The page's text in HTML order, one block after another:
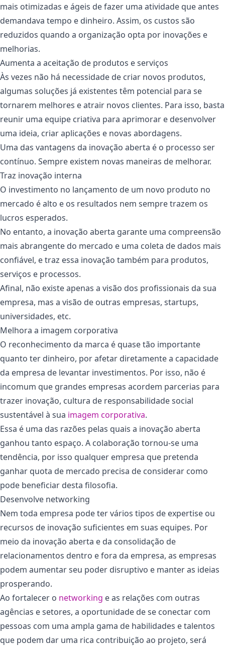
mais otimizadas e ágeis de fazer uma atividade que antes
demandava tempo e dinheiro. Assim, os custos são
reduzidos quando a organização opta por inovações e
melhorias.
Aumenta a aceitação de produtos e serviços
Às vezes não há necessidade de criar novos produtos,
algumas soluções já existentes têm potencial para se
tornarem melhores e atrair novos clientes. Para isso, basta
reunir uma equipe criativa para aprimorar e desenvolver
uma ideia, criar aplicações e novas abordagens.
Uma das vantagens da inovação aberta é o processo ser
contínuo. Sempre existem novas maneiras de melhorar.
Traz inovação interna
O investimento no lançamento de um novo produto no
mercado é alto e os resultados nem sempre trazem os
lucros esperados.
No entanto, a inovação aberta garante uma compreensão
mais abrangente do mercado e uma coleta de dados mais
confiável, e traz essa inovação também para produtos,
serviços e processos.
Afinal, não existe apenas a visão dos profissionais da sua
empresa, mas a visão de outras empresas, startups,
universidades, etc.
Melhora a imagem corporativa
O reconhecimento da marca é quase tão importante
quanto ter dinheiro, por afetar diretamente a capacidade
da empresa de levantar investimentos. Por isso, não é
incomum que grandes empresas acordem parcerias para
trazer inovação, cultura de responsabilidade social
sustentável à sua imagem corporativa.
Essa é uma das razões pelas quais a inovação aberta
ganhou tanto espaço. A colaboração tornou-se uma
tendência, por isso qualquer empresa que pretenda
ganhar quota de mercado precisa de considerar como
pode beneficiar desta filosofia.
Desenvolve networking
Nem toda empresa pode ter vários tipos de expertise ou
recursos de inovação suficientes em suas equipes. Por
meio da inovação aberta e da consolidação de
relacionamentos dentro e fora da empresa, as empresas
podem aumentar seu poder disruptivo e manter as ideias
prosperando.
Ao fortalecer o networking e as relações com outras
agências e setores, a oportunidade de se conectar com
pessoas com uma ampla gama de habilidades e talentos
que podem dar uma rica contribuição ao projeto, será